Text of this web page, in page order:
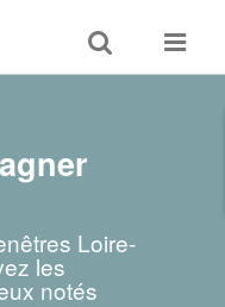
Toggle
search
Toggle
Loire-
les
notés